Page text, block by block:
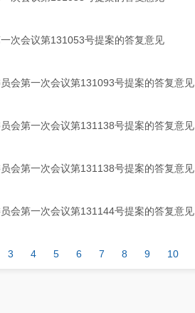
次会议第131053号提案的答复意见
会第一次会议第131093号提案的答复意见
会第一次会议第131138号提案的答复意见
会第一次会议第131138号提案的答复意见
会第一次会议第131144号提案的答复意见
3 4 5 6 7 8 9 10